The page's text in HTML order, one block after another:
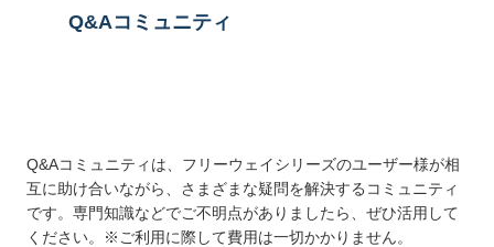
Q&Aコミュニティ
Q&Aコミュニティは、フリーウェイシリーズのユーザー様が相
互に助け合いながら、さまざまな疑問を解決するコミュニティ
です。専門知識などでご不明点がありましたら、ぜひ活用して
ください。※ご利用に際して費用は一切かかりません。